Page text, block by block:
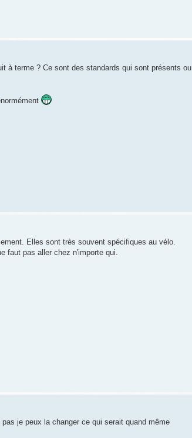
à terme ? Ce sont des standards qui sont présents ou
Elles sont très souvent spécifiques au vélo.
faut pas aller chez n'importe qui.
je peux la changer ce qui serait quand même